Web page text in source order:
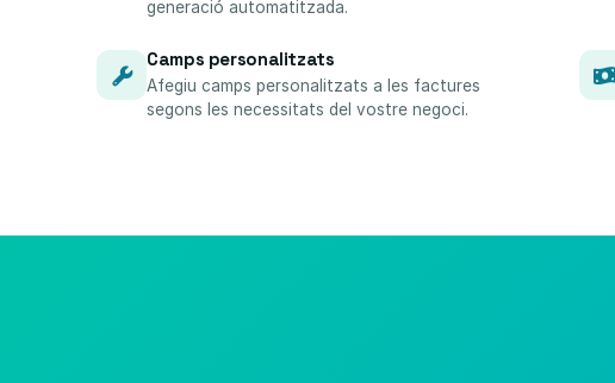
generació automatitzada.
Camps personalitzats
Afegiu camps personalitzats a les factures
segons les necessitats del vostre negoci.